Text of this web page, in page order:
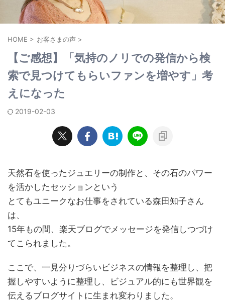
HOME > お客さまの声 >
【ご感想】「気持のノリでの発信から検
索で見つけてもらいファンを増やす」考
えになった
2019-02-03
天然石を使ったジュエリーの制作と、その石のパワー
を活かしたセッションという
とてもユニークなお仕事をされている森田知子さん
は、
15年もの間、楽天ブログでメッセージを発信しつづけ
てこられました。
ここで、一見分りづらいビジネスの情報を整理し、把
握しやすいように整理し、ビジュアル的にも世界観を
伝えるブログサイトに生まれ変わりました。